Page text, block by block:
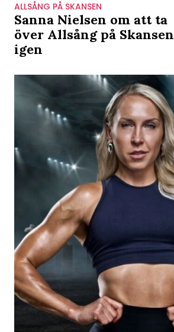
ALLSÅNG PÅ SKANSEN
Sanna Nielsen om att ta
över Allsång på Skansen
igen